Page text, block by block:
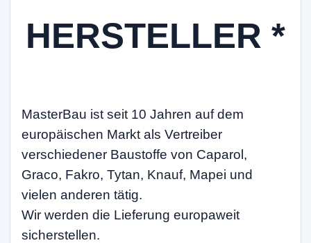
HERSTELLER *
MasterBau ist seit 10 Jahren auf dem
europäischen Markt als Vertreiber
verschiedener Baustoffe von Caparol,
Graco, Fakro, Tytan, Knauf, Mapei und
vielen anderen tätig.
Wir werden die Lieferung europaweit
sicherstellen.